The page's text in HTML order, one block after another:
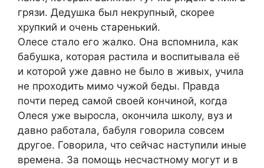
грязи. Дедушка был некрупный, скорее
хрупкий и очень старенький.
Олесе стало его жалко. Она вспомнила, как
бабушка, которая растила и воспитывала её
и которой уже давно не было в живых, учила
не проходить мимо чужой беды. Правда
почти перед самой своей кончиной, когда
Олеся уже выросла, окончила школу, вуз и
давно работала, бабуля говорила совсем
другое. Говорила, что сейчас наступили иные
времена. За помощь несчастному могут и в